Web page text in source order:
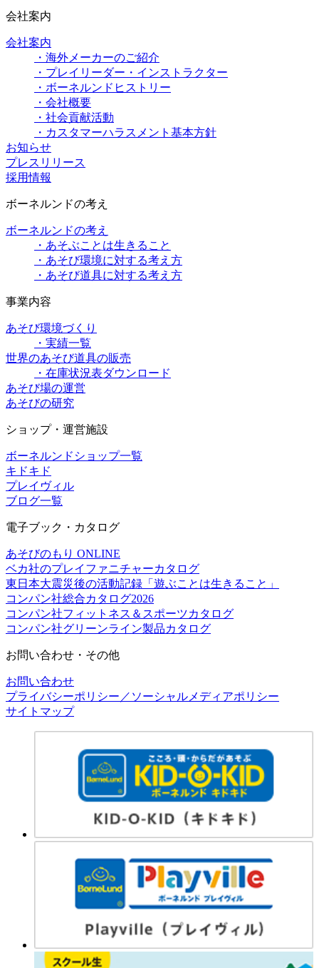
会社案内
会社案内
・海外メーカーのご紹介
・プレイリーダー・インストラクター
・ボーネルンドヒストリー
・会社概要
・社会貢献活動
・カスタマーハラスメント基本方針
お知らせ
プレスリリース
採用情報
ボーネルンドの考え
ボーネルンドの考え
・あそぶことは生きること
・あそび環境に対する考え方
・あそび道具に対する考え方
事業内容
あそび環境づくり
・実績一覧
世界のあそび道具の販売
・在庫状況表ダウンロード
あそび場の運営
あそびの研究
ショップ・運営施設
ボーネルンドショップ一覧
キドキド
プレイヴィル
ブログ一覧
電子ブック・カタログ
あそびのもり ONLINE
ベカ社のプレイファニチャーカタログ
東日本大震災後の活動記録「遊ぶことは生きること」
コンパン社総合カタログ2026
コンパン社フィットネス＆スポーツカタログ
コンパン社グリーンライン製品カタログ
お問い合わせ・その他
お問い合わせ
プライバシーポリシー／ソーシャルメディアポリシー
サイトマップ